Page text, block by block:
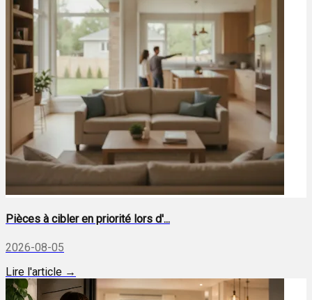
Pièces à cibler en priorité lors d'...
2026-08-05
Lire l'article →